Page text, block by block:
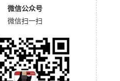
微信公众号
微信扫一扫